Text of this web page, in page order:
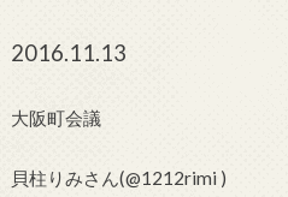
2016.11.13
大阪町会議
貝柱りみさん(@1212rimi )